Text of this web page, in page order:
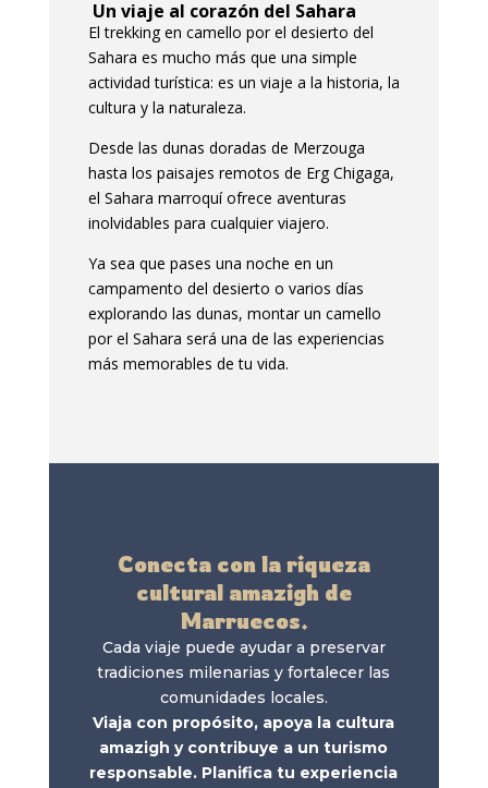
Un viaje al corazón del Sahara
El trekking en camello por el desierto del
Sahara es mucho más que una simple
actividad turística: es un viaje a la historia, la
cultura y la naturaleza.
Desde las dunas doradas de Merzouga
hasta los paisajes remotos de Erg Chigaga,
el Sahara marroquí ofrece aventuras
inolvidables para cualquier viajero.
Ya sea que pases una noche en un
campamento del desierto o varios días
explorando las dunas, montar un camello
por el Sahara será una de las experiencias
más memorables de tu vida.
Conecta con la riqueza
cultural amazigh de
Marruecos.
Cada viaje puede ayudar a preservar
tradiciones milenarias y fortalecer las
comunidades locales.
Viaja con propósito, apoya la cultura
amazigh y contribuye a un turismo
responsable. Planifica tu experiencia